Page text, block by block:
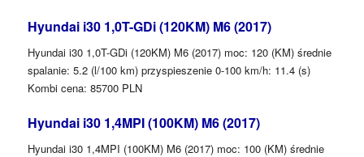
Hyundai i30 1,0T-GDi (120KM) M6 (2017)
Hyundai i30 1,0T-GDi (120KM) M6 (2017) moc: 120 (KM) średnie
spalanie: 5.2 (l/100 km) przyspieszenie 0-100 km/h: 11.4 (s)
Kombi cena: 85700 PLN
Hyundai i30 1,4MPI (100KM) M6 (2017)
Hyundai i30 1,4MPI (100KM) M6 (2017) moc: 100 (KM) średnie